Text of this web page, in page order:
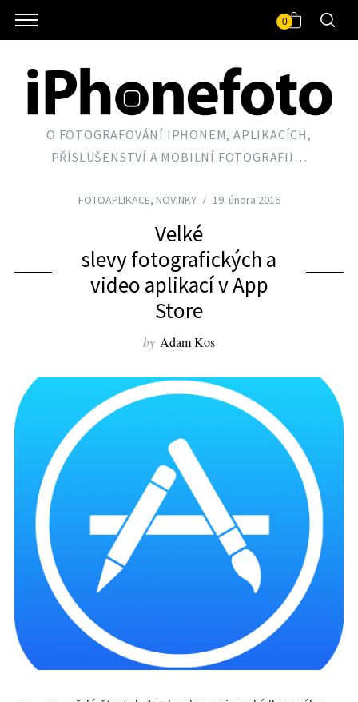
0
O FOTOGRAFOVÁNÍ IPHONEM, APLIKACÍCH,
PŘÍSLUŠENSTVÍ A MOBILNÍ FOTOGRAFII…
FOTOAPLIKACE, NOVINKY 19. února 2016
Velké
slevy fotografických a
video aplikací v App
Store
by Adam Kos